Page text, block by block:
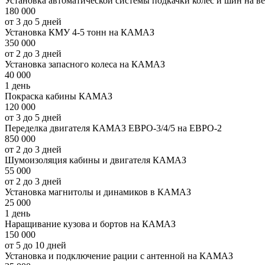
180 000
от 3 до 5 дней
Установка КМУ 4-5 тонн на КАМАЗ
350 000
от 2 до 3 дней
Установка запасного колеса на КАМАЗ
40 000
1 день
Покраска кабины КАМАЗ
120 000
от 3 до 5 дней
Переделка двигателя КАМАЗ ЕВРО-3/4/5 на ЕВРО-2
850 000
от 2 до 3 дней
Шумоизоляция кабины и двигателя КАМАЗ
55 000
от 2 до 3 дней
Установка магнитолы и динамиков в КАМАЗ
25 000
1 день
Наращивание кузова и бортов на КАМАЗ
150 000
от 5 до 10 дней
Установка и подключение рации с антенной на КАМАЗ